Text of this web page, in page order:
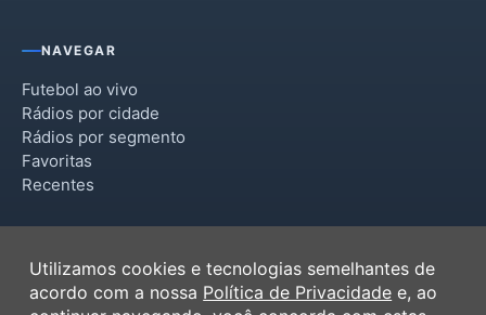
NAVEGAR
Futebol ao vivo
Rádios por cidade
Rádios por segmento
Favoritas
Recentes
Termos de Uso
Política de Privacidade
Utilizamos cookies e tecnologias semelhantes de
acordo com a nossa Política de Privacidade e, ao